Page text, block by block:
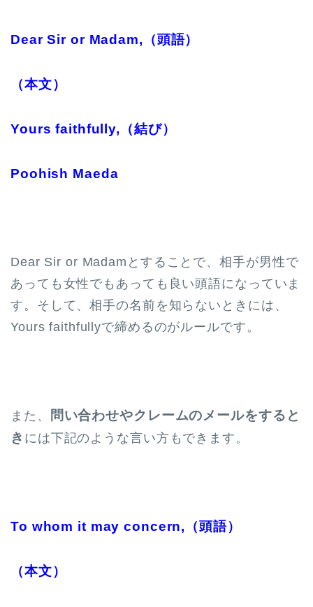
Dear Sir or Madam,（頭語）
（本文）
Yours faithfully,（結び）
Poohish Maeda
Dear Sir or Madamとすることで、相手が男性で
あっても女性でもあっても良い頭語になっていま
す。そして、相手の名前を知らないときには、
Yours faithfullyで締めるのがルールです。
また、
問い合わせやクレームのメールをすると
き には下記のような言い方もできます。
To whom it may concern,（頭語）
（本文）